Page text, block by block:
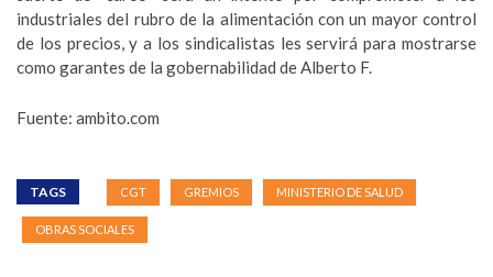
industriales del rubro de la alimentación con un mayor control
de los precios, y a los sindicalistas les servirá para mostrarse
como garantes de la gobernabilidad de Alberto F.
Fuente: ambito.com
TAGS CGT GREMIOS MINISTERIO DE SALUD
OBRAS SOCIALES